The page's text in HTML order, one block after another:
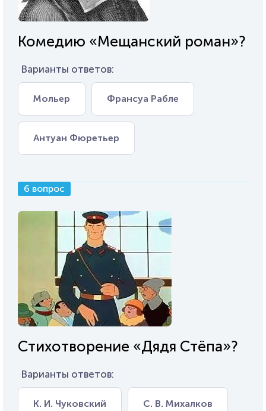
Комедию «Мещанский роман»?
Варианты ответов:
Мольер Франсуа Рабле
Антуан Фюретьер
6 вопрос
Стихотворение «Дядя Стёпа»?
Варианты ответов:
К. И. Чуковский С. В. Михалков